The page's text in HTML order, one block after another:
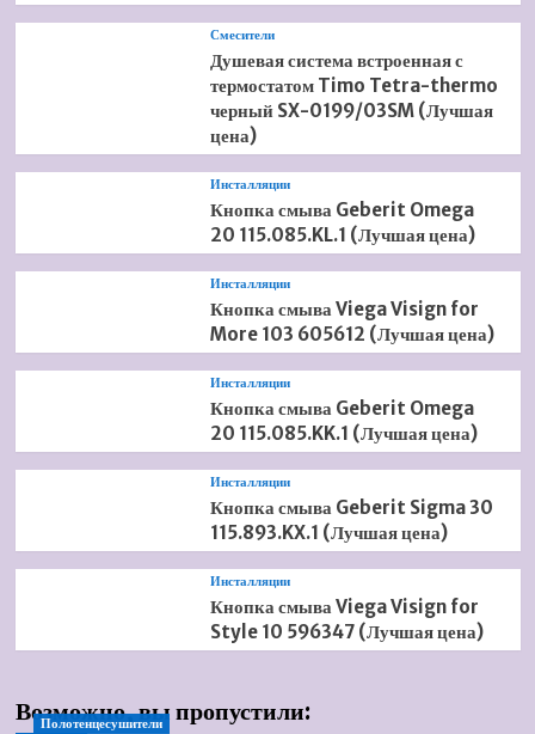
Смесители
Душевая система встроенная с
термостатом Timo Tetra-thermo
черный SX-0199/03SM (Лучшая
цена)
Инсталляции
Кнопка смыва Geberit Omega
20 115.085.KL.1 (Лучшая цена)
Инсталляции
Кнопка смыва Viega Visign for
More 103 605612 (Лучшая цена)
Инсталляции
Кнопка смыва Geberit Omega
20 115.085.KK.1 (Лучшая цена)
Инсталляции
Кнопка смыва Geberit Sigma 30
115.893.KX.1 (Лучшая цена)
Инсталляции
Кнопка смыва Viega Visign for
Style 10 596347 (Лучшая цена)
Возможно, вы пропустили:
Полотенцесушители